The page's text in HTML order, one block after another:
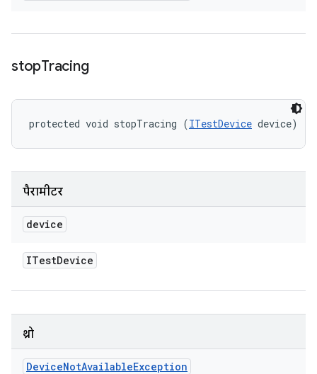
stopTracing
protected void stopTracing (ITestDevice device)
पैरामीटर
device
ITestDevice
थ्रो
DeviceNotAvailableException